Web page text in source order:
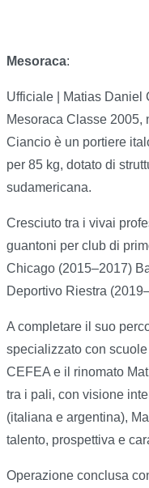
Mesoraca:
Ufficiale | Matias Daniel
Mesoraca Classe 2005,
Ciancio è un portiere
per 85 kg, dotato di
sudamericana.
Cresciuto tra i vivai
guantoni per club di
Chicago (2015–2017)
Deportivo Riestra
A completare il suo
specializzato con
CEFEA e il rinomato
tra i pali, con visione
(italiana e argentina),
talento, prospettiva e
Operazione conclusa